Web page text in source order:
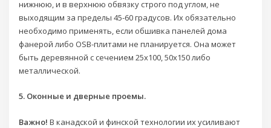
нижнюю, и в верхнюю обвязку строго под углом, не
выходящим за пределы 45-60 градусов. Их обязательно
необходимо применять, если обшивка панелей дома
фанерой либо OSB-плитами не планируется. Она может
быть деревянной с сечением 25х100, 50х150 либо
металлической.
5. Оконные и дверные проемы.
Важно! В канадской и финской технологии их усиливают